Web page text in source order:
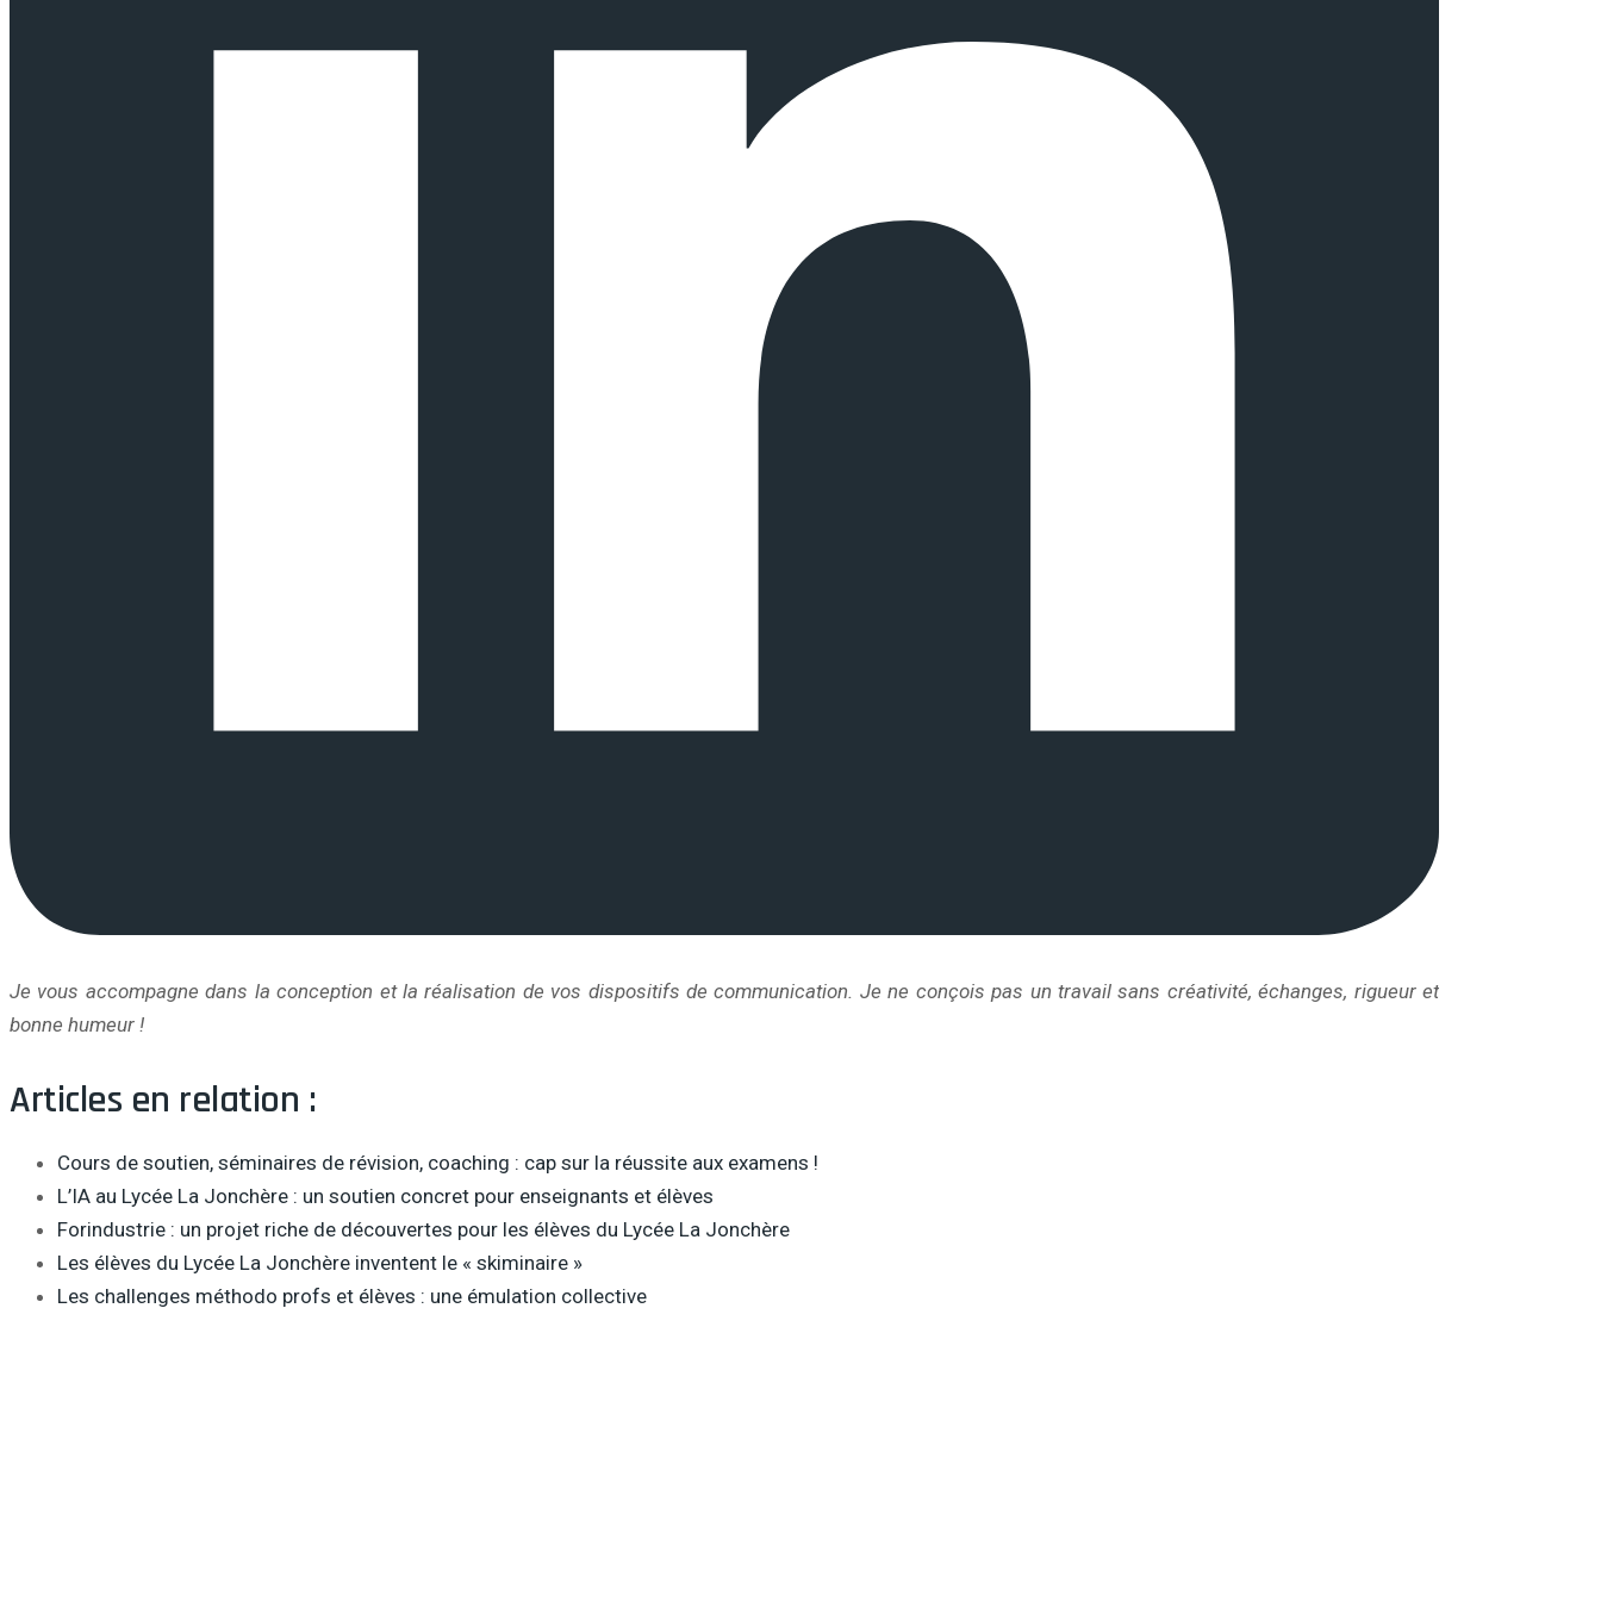
Je vous accompagne dans la conception et la réalisation de vos dispositifs de communication. Je ne conçois pas un travail sans créativité, échanges, rigueur et
bonne humeur !
Articles en relation :
Cours de soutien, séminaires de révision, coaching : cap sur la réussite aux examens !
L’IA au Lycée La Jonchère : un soutien concret pour enseignants et élèves
Forindustrie : un projet riche de découvertes pour les élèves du Lycée La Jonchère
Les élèves du Lycée La Jonchère inventent le « skiminaire »
Les challenges méthodo profs et élèves : une émulation collective